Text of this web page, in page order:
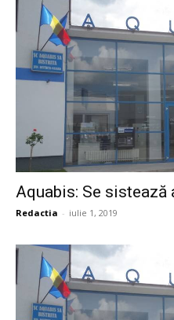
Aquabis: Se sistează
Redactia - iulie 1, 2019